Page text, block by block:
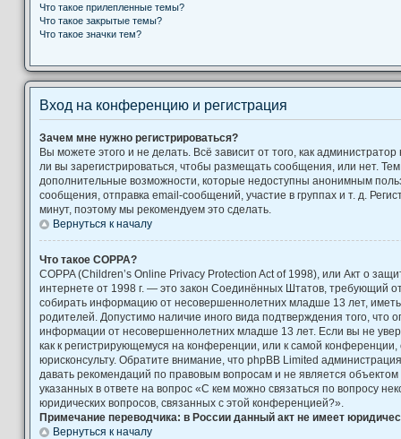
Что такое прилепленные темы?
Что такое закрытые темы?
Что такое значки тем?
Вход на конференцию и регистрация
Зачем мне нужно регистрироваться?
Вы можете этого и не делать. Всё зависит от того, как
ли вы зарегистрироваться, чтобы размещать сообщения, или нет.
дополнительные возможности, которые недоступны анонимным
сообщения, отправка email-сообщений, участие в группах и т. д.
минут, поэтому мы рекомендуем это сделать.
Вернуться к началу
Что такое COPPA?
COPPA (Children’s Online Privacy Protection Act of 1998), или Акт о
интернете от 1998 г. — это закон Соединённых Штатов, требующий
собирать информацию от несовершеннолетних младше 13 лет, иметь
родителей. Допустимо наличие иного вида подтверждения того, что
информации от несовершеннолетних младше 13 лет. Если вы не
как к регистрирующемуся на конференции, или к самой
юрисконсульту. Обратите внимание, что phpBB Limited
давать рекомендаций по правовым вопросам и не является
указанных в ответе на вопрос «С кем можно связаться по вопросу
юридических вопросов, связанных с этой конференцией?».
Примечание переводчика: в России данный акт не имеет
Вернуться к началу